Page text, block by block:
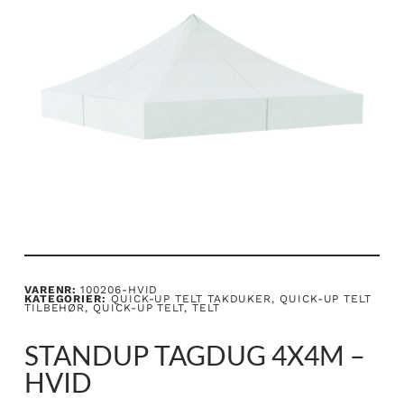
VARENR:100206-HVID
KATEGORIER: QUICK-UP TELT TAKDUKER,QUICK-UP TELT
TILBEHØR,QUICK-UP TELT, TELT
STANDUP TAGDUG 4X4M –
HVID